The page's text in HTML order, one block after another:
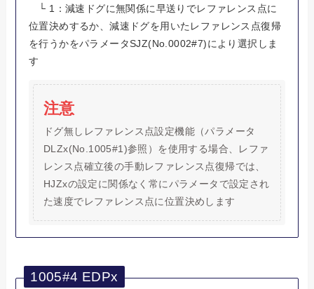
└ 1：減速ドグに無関係に早送りでレファレンス点に
位置決めするか、減速ドグを用いたレファレンス点復帰
を行うかをパラメータSJZ(No.0002#7)により選択しま
す
注意
ドグ無しレファレンス点設定機能（パラメータ
DLZx(No.1005#1)参照）を使用する場合、レファ
レンス点確立後の手動レファレンス点復帰では、
HJZxの設定に関係なく常にパラメータで設定され
た速度でレファレンス点に位置決めします
1005#4 EDPx